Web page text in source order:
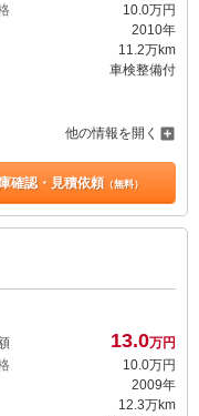
10. 0万円
2010年
11.2万km
車検整備付
他の情報を開く
確認・見積依頼（無料）
13.0万円
10.0万円
2009年
12.3万km